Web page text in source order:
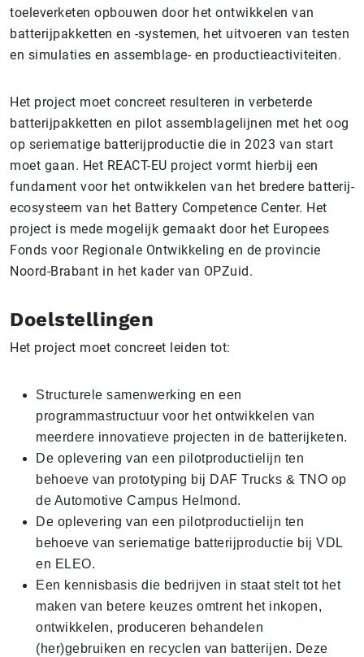
toeleverketen opbouwen door het ontwikkelen van
batterijpakketten en -systemen, het uitvoeren van testen
en simulaties en assemblage- en productieactiviteiten.
Het project moet concreet resulteren in verbeterde
batterijpakketten en pilot assemblagelijnen met het oog
op seriematige batterijproductie die in 2023 van start
moet gaan. Het REACT-EU project vormt hierbij een
fundament voor het ontwikkelen van het bredere batterij-
ecosysteem van het Battery Competence Center. Het
project is mede mogelijk gemaakt door het Europees
Fonds voor Regionale Ontwikkeling en de provincie
Noord-Brabant in het kader van OPZuid.
Doelstellingen
Het project moet concreet leiden tot:
Structurele samenwerking en een
programmastructuur voor het ontwikkelen van
meerdere innovatieve projecten in de batterijketen.
De oplevering van een pilotproductielijn ten
behoeve van prototyping bij DAF Trucks & TNO op
de Automotive Campus Helmond.
De oplevering van een pilotproductielijn ten
behoeve van seriematige batterijproductie bij VDL
en ELEO.
Een kennisbasis die bedrijven in staat stelt tot het
maken van betere keuzes omtrent het inkopen,
ontwikkelen, produceren behandelen
(her)gebruiken en recyclen van batterijen. Deze